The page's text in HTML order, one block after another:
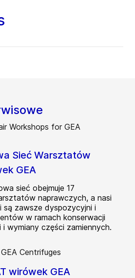
Sieć Warsztatów
GEA
sieć obejmuje 17
naprawczych, a nasi
są zawsze dyspozycyjni i
w ramach konserwacji
i wymiany części zamiennych.
wirówek GEA